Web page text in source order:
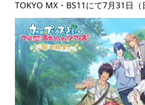
TOKYO MX・BS11にて7月31日